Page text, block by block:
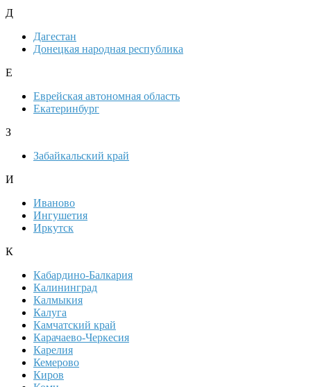
Д
Дагестан
Донецкая народная республика
Е
Еврейская автономная область
Екатеринбург
З
Забайкальский край
И
Иваново
Ингушетия
Иркутск
К
Кабардино-Балкария
Калининград
Калмыкия
Калуга
Камчатский край
Карачаево-Черкесия
Карелия
Кемерово
Киров